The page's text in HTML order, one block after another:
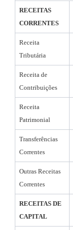
RECEITAS
CORRENTES
Receita
Tributária
Receita de
Contribuições
Receita
Patrimonial
Transferências
Correntes
Outras Receitas
Correntes
RECEITAS DE
CAPITAL